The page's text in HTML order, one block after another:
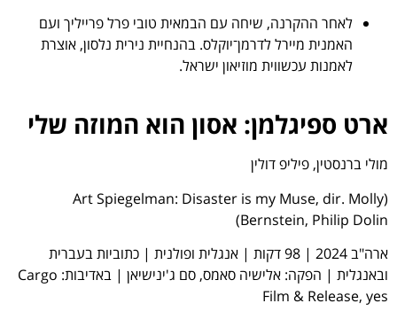
לאחר ההקרנה, שיחה עם הבמאית טובי פרל פרייליך ועם
האמנית מיירל לדרמן־יוקלס. בהנחיית נירית נלסון, אוצרת
לאמנות עכשווית מוזיאון ישראל.
ארט ספיגלמן: אסון הוא המוזה שלי
מולי ברנסטין, פיליפ דולין
(Art Spiegelman: Disaster is my Muse, dir. Molly
Bernstein, Philip Dolin)
ארה"ב 2024 | 98 דקות | אנגלית ופולנית | כתוביות בעברית
ובאנגלית | הפקה: אלישיה סאמס, סם ג'ינישיאן | באדיבות: Cargo
Film & Release, yes